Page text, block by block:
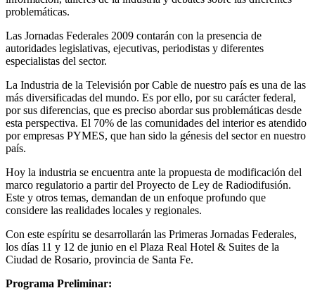
problemáticas.
Las Jornadas Federales 2009 contarán con la presencia de
autoridades legislativas, ejecutivas, periodistas y diferentes
especialistas del sector.
La Industria de la Televisión por Cable de nuestro país es una de las
más diversificadas del mundo. Es por ello, por su carácter federal,
por sus diferencias, que es preciso abordar sus problemáticas desde
esta perspectiva. El 70% de las comunidades del interior es atendido
por empresas PYMES, que han sido la génesis del sector en nuestro
país.
Hoy la industria se encuentra ante la propuesta de modificación del
marco regulatorio a partir del Proyecto de Ley de Radiodifusión.
Este y otros temas, demandan de un enfoque profundo que
considere las realidades locales y regionales.
Con este espíritu se desarrollarán las Primeras Jornadas Federales,
los días 11 y 12 de junio en el Plaza Real Hotel & Suites de la
Ciudad de Rosario, provincia de Santa Fe.
Programa Preliminar: